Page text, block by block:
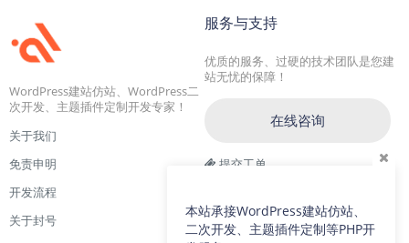
WordPress建站仿站、WordPress二
次开发、主题插件定制开发专家！
关于我们
免责申明
开发流程
关于封号
服务与支持
优质的服务、过硬的技术团队是您建
站无忧的保障！
在线咨询
提交工单
交流二群：64786792
本站承接WordPress建站仿站、
二次开发、主题插件定制等PHP开